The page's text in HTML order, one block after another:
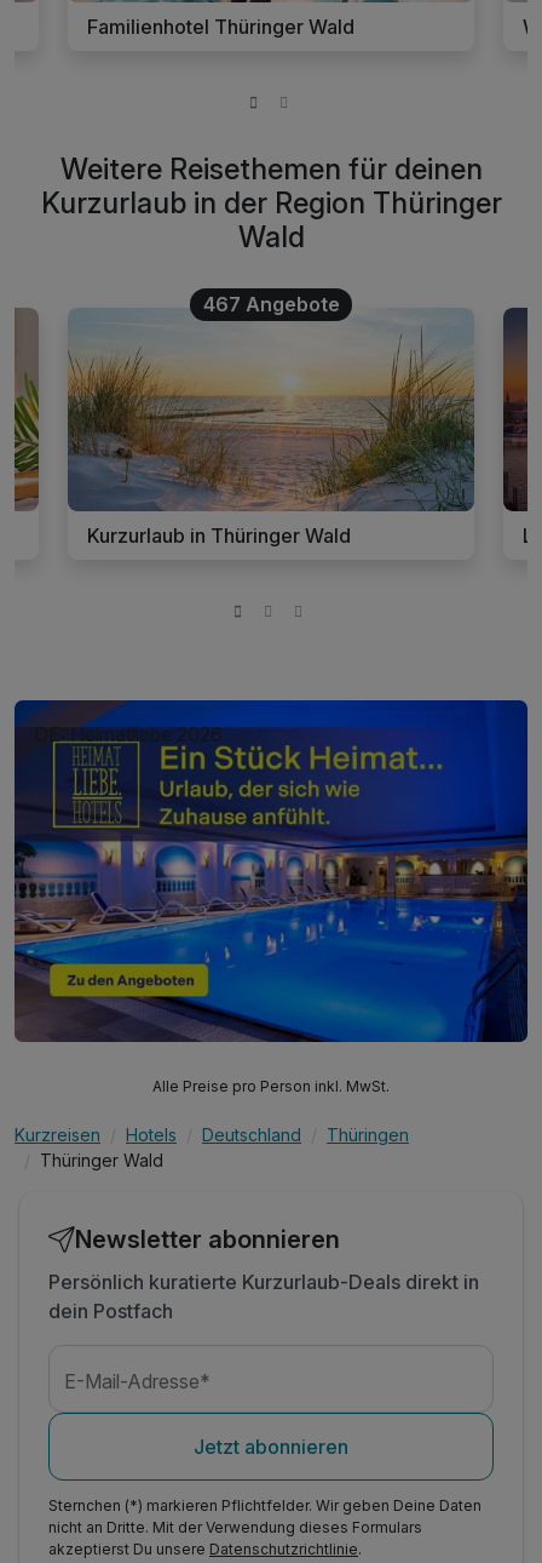
Familienhotel Thüringer Wald
Weitere Reisethemen für deinen
Kurzurlaub in der Region Thüringer
Wald
467 Angebote
Kurzurlaub in Thüringer Wald
DE: Heimatliebe 2026
Alle Preise pro Person inkl. MwSt.
Kurzreisen Hotels Deutschland
Thüringen
Thüringer Wald
Newsletter abonnieren
Persönlich kuratierte Kurzurlaub-Deals direkt in
dein Postfach
E-Mail-Adresse*
Jetzt abonnieren
Sternchen (*) markieren Pflichtfelder. Wir geben Deine Daten
nicht an Dritte. Mit der Verwendung dieses Formulars
akzeptierst Du unsere Datenschutzrichtlinie.